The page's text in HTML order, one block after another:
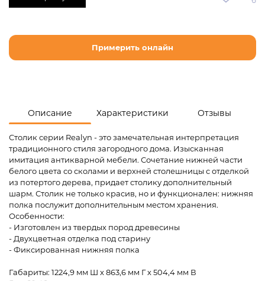
Примерить онлайн
Описание Характеристики Отзывы
Столик серии Realyn - это замечательная интерпретация
традиционного стиля загородного дома. Изысканная
имитация антикварной мебели. Сочетание нижней части
белого цвета со сколами и верхней столешницы с отделкой
из потертого дерева, придает столику дополнительный
шарм. Столик не только красив, но и функционален: нижняя
полка послужит дополнительным местом хранения.
Особенности:
- Изготовлен из твердых пород древесины
- Двухцветная отделка под старину
- Фиксированная нижняя полка
Габариты: 1224,9 мм Ш x 863,6 мм Г x 504,4 мм В